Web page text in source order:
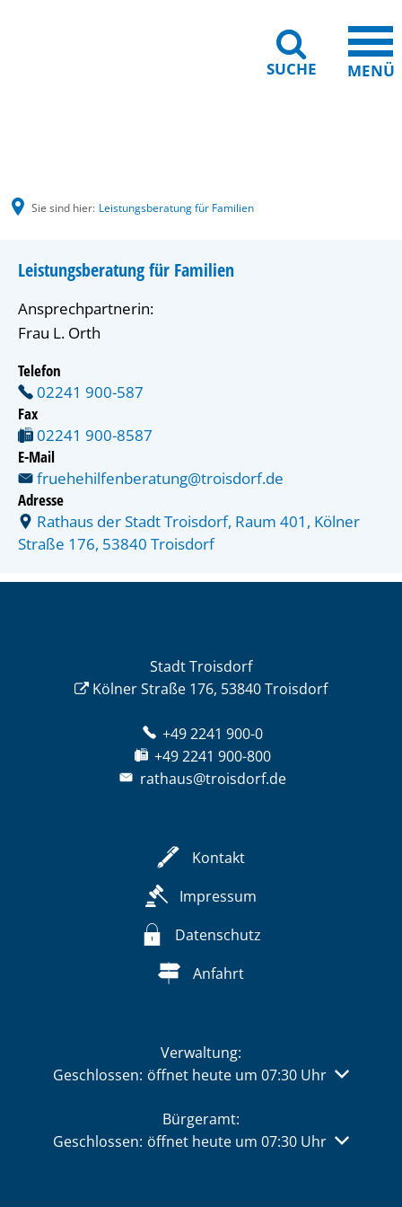
SUCHE MENÜ
Sie sind hier: Leistungsberatung für Familien
Leistungsberatung für Familien
Ansprechpartnerin:
Frau L. Orth
Telefon
02241 900-587
Fax
02241 900-8587
E-Mail
fruehehilfenberatung@troisdorf.de
Adresse
Rathaus der Stadt Troisdorf, Raum 401, Kölner
Straße 176, 53840 Troisdorf
Stadt Troisdorf
Kölner Straße 176, 53840 Troisdorf
+49 2241 900-0
+49 2241 900-800
rathaus@troisdorf.de
Kontakt
Impressum
Datenschutz
Anfahrt
Verwaltung:
Klicken, um weitere Öffnungs- oder Schließzeiten
Geschlossen: öffnet heute um 07:30 Uhr
Bürgeramt:
Klicken, um weitere Öffnungs- oder Schließzeiten
Geschlossen: öffnet heute um 07:30 Uhr